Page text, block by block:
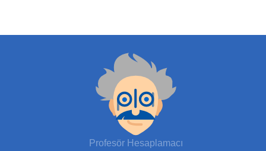
5 Ağustos 2018
Para Birimimiz Zor Günler Geçiriyor. Türk
Lirası Değer Kaybında Dünya Birincisi
3 Ocak 2022
Hamilelikte Mide Yanması
Profesör Hesaplamacı